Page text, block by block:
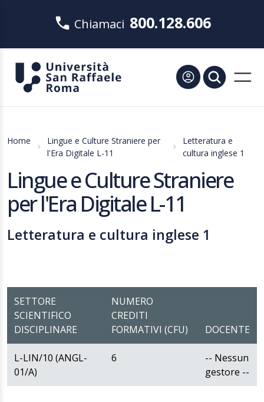
Chiamaci 800.128.606
Home
Lingue e Culture Straniere per
l'Era Digitale L-11
Letteratura e
cultura inglese 1
Lingue e Culture Straniere
per l'Era Digitale L-11
Letteratura e cultura inglese 1
SETTORE
SCIENTIFICO
DISCIPLINARE
NUMERO
CREDITI
FORMATIVI (CFU)
DOCENTE
L-LIN/10 (ANGL-
01/A)
6
-- Nessun
gestore --